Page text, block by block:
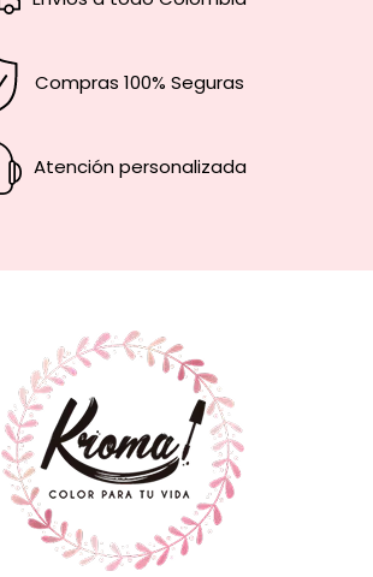
Compras 100% Seguras
Atención personalizada